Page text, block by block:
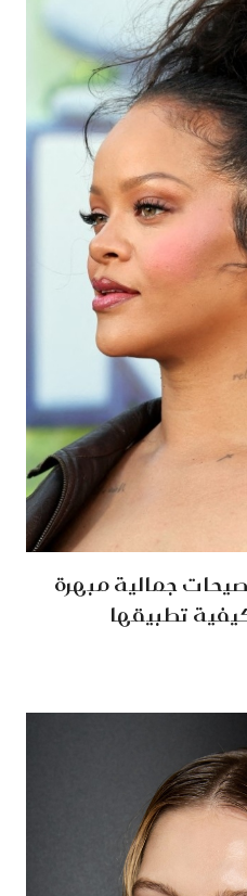
تقنية الـ Blush Stacking صيحات جمالية مبهرة
تطبيقها